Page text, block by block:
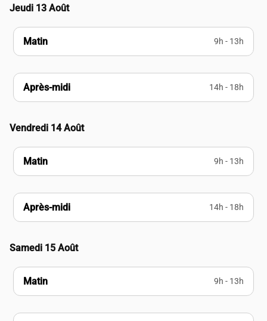
Jeudi 13 Août
Matin 9h - 13h
Après-midi 14h - 18h
Vendredi 14 Août
Matin 9h - 13h
Après-midi 14h - 18h
Samedi 15 Août
Matin 9h - 13h